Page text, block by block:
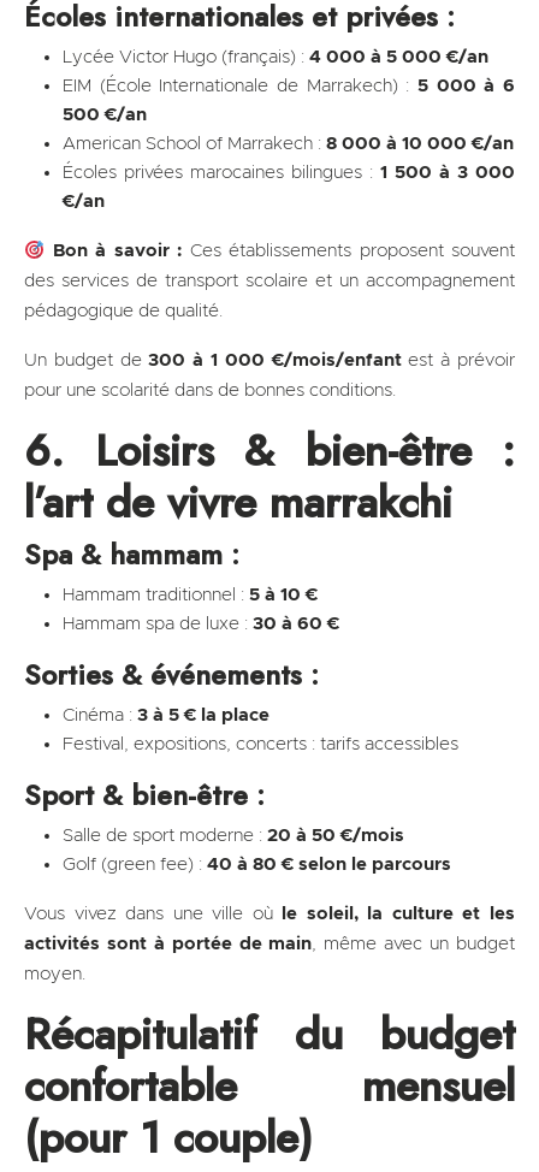
Écoles internationales et privées :
Lycée Victor Hugo (français) : 4 000 à 5 000 €/an
EIM (École Internationale de Marrakech) : 5 000 à 6
500 €/an
American School of Marrakech : 8 000 à 10 000 €/an
Écoles privées marocaines bilingues : 1 500 à 3 000
€/an
Bon à savoir : Ces établissements proposent souvent
des services de transport scolaire et un accompagnement
pédagogique de qualité.
Un budget de300 à 1 000 €/mois/enfantest à prévoir
pour une scolarité dans de bonnes conditions.
6. Loisirs & bien-être :
l’art de vivre marrakchi
Spa & hammam :
Hammam traditionnel : 5 à 10 €
Hammam spa de luxe : 30 à 60 €
Sorties & événements :
Cinéma : 3 à 5 € la place
Festival, expositions, concerts : tarifs accessibles
Sport & bien-être :
Salle de sport moderne : 20 à 50 €/mois
Golf (green fee) : 40 à 80 € selon le parcours
Vous vivez dans une ville où
le soleil, la culture et les
activités sont à portée de main, même avec un budget
moyen.
Récapitulatif du budget
confortable mensuel
(pour 1 couple)